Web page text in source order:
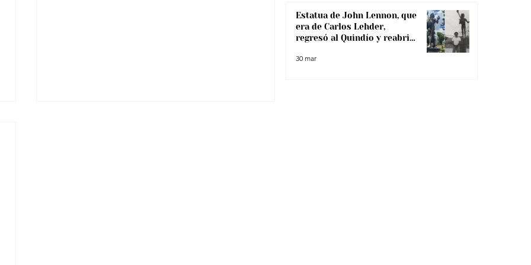
Estatua de John Lennon, que
era de Carlos Lehder,
regresó al Quindío y reabrió
narcotráfico
30 mar